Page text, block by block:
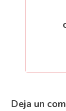
Deja un